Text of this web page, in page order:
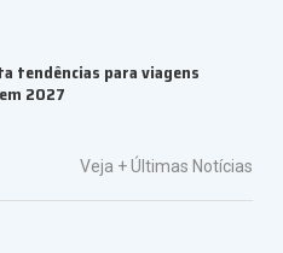
tendências para viagens
2027
Veja +Últimas Notícias